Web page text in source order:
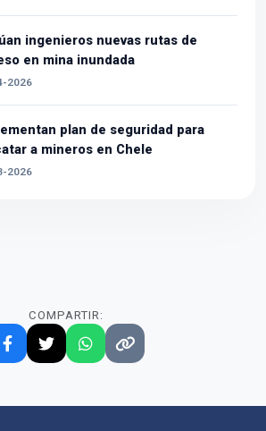
ingenieros nuevas rutas de
en mina inundada
2026
plan de seguridad para
a mineros en Chele
2026
COMPARTIR: